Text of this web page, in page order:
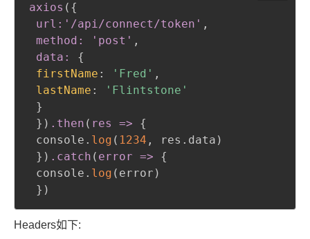
axios ( {
url:'/api/connect/token' ,
method: 'post' ,
data:
{
firstName : 'Fred' ,
lastName :
'Flintstone'
}
} ) .then ( res =>
{
console. log ( 1234 , res.data )
} ) .catch ( error =>
{
console. log ( error )
} )
Headers如下: